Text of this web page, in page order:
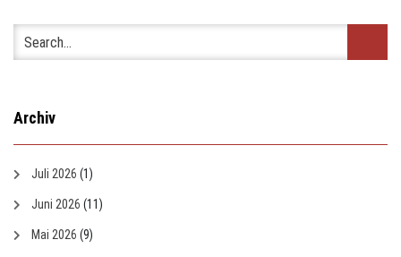
Archiv
Juli 2026 (1)
Juni 2026 (11)
Mai 2026 (9)